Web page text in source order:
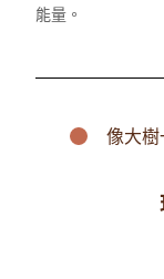
能量。
像大樹